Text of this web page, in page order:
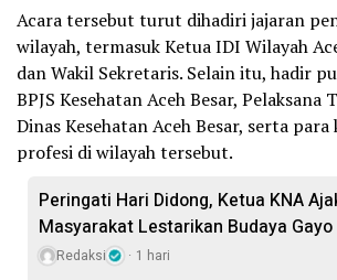
Acara tersebut turut dihadiri jajaran
wilayah, termasuk Ketua IDI Wilayah
dan Wakil Sekretaris. Selain itu, hadir
BPJS Kesehatan Aceh Besar, Pelaksana
Dinas Kesehatan Aceh Besar, serta
profesi di wilayah tersebut.
Peringati Hari Didong, Ketua KNA
Masyarakat Lestarikan Budaya Gayo
Redaksi 1 hari